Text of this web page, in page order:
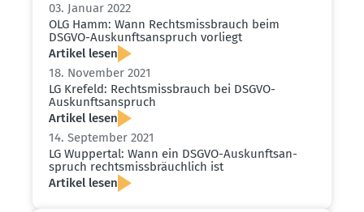
03. Januar 2022
OLG Hamm: Wann Rechts­miss­brauch beim
DSGVO-Auskunfts­an­spruch vorliegt
Artikel lesen
18. November 2021
LG Krefeld: Rechts­miss­brauch bei DSGVO-
Auskunfts­an­spruch
Artikel lesen
14. September 2021
LG Wuppertal: Wann ein DSGVO-Auskunfts­an­
spruch rechts­miss­bräuchlich ist
Artikel lesen